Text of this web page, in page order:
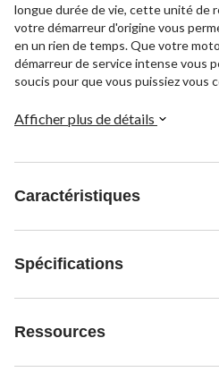
longue durée de vie, cette unité de
votre démarreur d'origine vous
en un rien de temps. Que votre
démarreur de service intense vous
soucis pour que vous puissiez vous
Afficher plus de détails
Caractéristiques
Spécifications
Ressources